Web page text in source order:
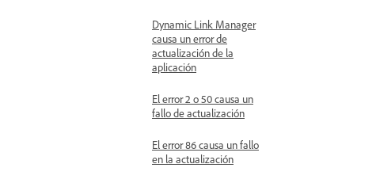
Dynamic Link Manager
causa un error de
actualización de la
aplicación
El error 2 o 50 causa un
fallo de actualización
El error 86 causa un fallo
en la actualización